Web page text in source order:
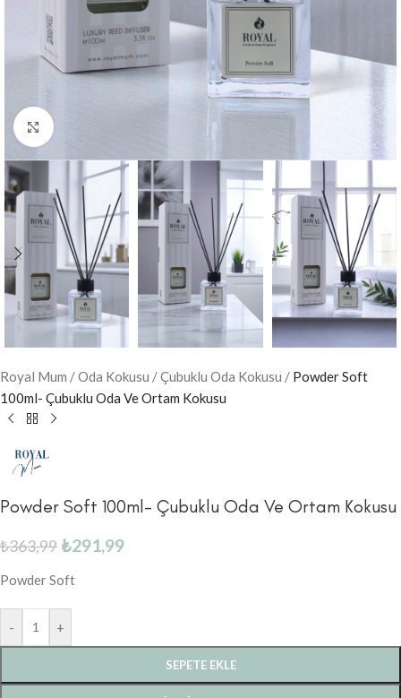
Büyütmek için tıklayın
Royal Mum /Oda Kokusu /Çubuklu Oda Kokusu / Powder Soft
100ml- Çubuklu Oda Ve Ortam Kokusu
Powder Soft 100ml- Çubuklu Oda Ve Ortam Kokusu
₺363,99 ₺291,99
Powder Soft
- +
SEPETE EKLE